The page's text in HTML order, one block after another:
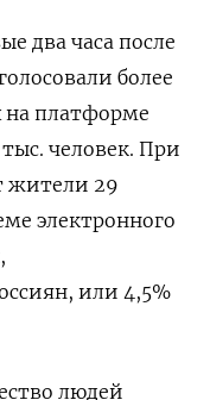
два часа после
более
на платформе
человек. При
жители 29
электронного
или 4,5%
людей